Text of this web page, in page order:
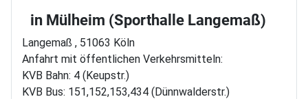
in Mülheim (Sporthalle Langemaß)
Langemaß , 51063 Köln
Anfahrt mit öffentlichen Verkehrsmitteln:
KVB Bahn: 4 (Keupstr.)
KVB Bus: 151,152,153,434 (Dünnwalderstr.)